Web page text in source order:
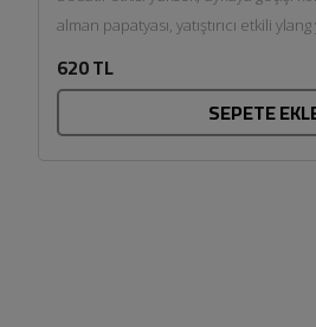
alman papatyası, yatıştırıcı etkili
620 TL
SEPETE